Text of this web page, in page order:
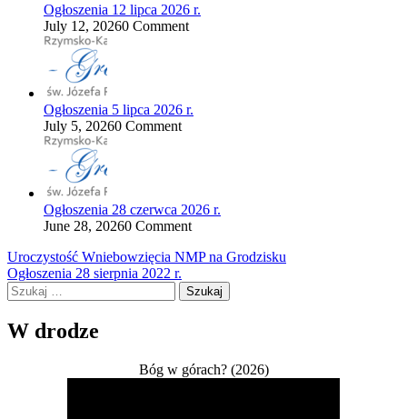
Ogłoszenia 12 lipca 2026 r.
July 12, 20260 Comment
Ogłoszenia 5 lipca 2026 r.
July 5, 20260 Comment
Ogłoszenia 28 czerwca 2026 r.
June 28, 20260 Comment
Nawigacja
wpisu
Uroczystość Wniebowzięcia NMP na Grodzisku
Ogłoszenia 28 sierpnia 2022 r.
Szukaj:
W drodze
Bóg w górach? (2026)